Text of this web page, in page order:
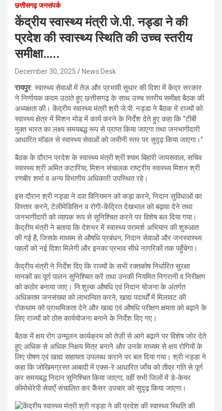
छत्तीसगढ़ जनसंपर्क
केंद्रीय स्वास्थ्य मंत्री जे.पी. नड्डा ने की
प्रदेश की स्वास्थ्य स्थिति की उच्च स्तरीय
समीक्षा…..
December 30, 2025 News Desk
रायपुर:स्वास्थ्य सेवाओं में तेज़ और प्रभावी सुधार की दिशा में केंद्र सरकार
ने निर्णायक कदम उठाते हुए छत्तीसगढ़ के साथ उच्च स्तरीय समीक्षा बैठक की
अध्यक्षता की। केंद्रीय स्वास्थ्य मंत्री श्री जे.पी. नड्डा ने बैठक में राज्यों को
स्वास्थ्य क्षेत्र में मिशन मोड में कार्य करने के निर्देश देते हुए कहा कि “टीबी
मुक्त भारत का लक्ष्य समयबद्ध रूप से प्राप्त किया जाएगा तथा जनभागीदारी
आधारित मॉडल से स्वास्थ्य सेवाओं को जमीनी स्तर पर सुदृढ़ किया जाएगा।”
बैठक के दौरान प्रदेश के स्वास्थ्य मंत्री श्री श्याम बिहारी जायसवाल, सचिव
स्वास्थ्य श्री अमित कटारिया, मिशन संचालक राष्ट्रीय स्वास्थ्य मिशन श्री
रणबीर शर्मा व अन्य विभागीय अधिकारी उपस्थित रहे।
इस दौरान श्री नड्डा ने दवा विनियमन को कड़ा करने, निदान सुविधाओं का
विस्तार करने, टेलीमेडिसिन व रोगी-केंद्रित देखभाल को बढ़ावा देने तथा
जनभागीदारी को व्यापक रूप से सुनिश्चित करने पर विशेष बल दिया गया।
केंद्रीय मंत्री ने बताया कि देशभर में स्वास्थ्य परामर्श अभियान की शुरुआत
की गई है, जिसके माध्यम से औषधि प्रबंधन, निदान सेवाओं और जनस्वास्थ्य
पहलों को नई दिशा मिलेगी और इनका प्रभाव सीधे नागरिकों तक पहुँचेगा।
केंद्रीय मंत्री ने निर्देश दिए कि राज्यों के सभी रक्तकोष निर्धारित सुरक्षा
मानकों का पूर्ण पालन सुनिश्चित करें तथा उनकी नियमित निगरानी व निरीक्षण
को कठोर बनाया जाए। नि:शुल्क औषधि एवं निदान योजना के अंतर्गत
अधिकतम जनसंख्या को लाभान्वित करने, खाद्य पदार्थों में मिलावट की
रोकथाम को प्राथमिकता देने और खाद्य एवं औषधि परीक्षण क्षमता को बढ़ाने के
लिए राज्यों को ठोस कार्ययोजना बनाने के निर्देश दिए गए।
बैठक में क्षय रोग उन्मूलन कार्यक्रम को तेज़ी से आगे बढ़ाने पर विशेष जोर देते
हुए अधिक से अधिक निक्षय मित्र बनाने और उनके माध्यम से क्षय रोगियों के
लिए पोषण एवं खाद्य सहायता उपलब्ध कराने पर बल दिया गया। श्री नड्डा ने
कहा कि जोखिमग्रस्त आबादी में एक्स-रे आधारित जाँच को तीव्र गति से पूर्ण
कर समयबद्ध निदान सुनिश्चित किया जाएगा, वहीं सभी जिलों में डे-केयर
कीमोथेरेपी सेवाएँ संचालित कर कैंसर उपचार को सुदृढ़ किया जाएगा।